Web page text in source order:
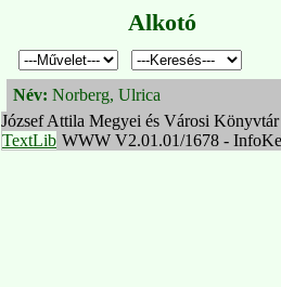
Alkotó
Név: Norberg, Ulrica
József Attila Megyei és Városi Könyvtár
TextLib WWW V2.01.01/1678 -